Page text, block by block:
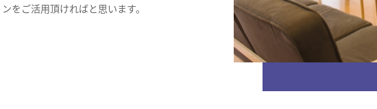
をご活用頂ければと思います。